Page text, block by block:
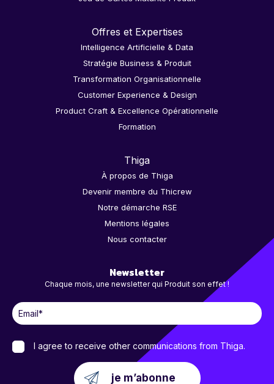
Offres et Expertises
Intelligence Artificielle & Data
Stratégie Business & Produit
Transformation Organisationnelle
Customer Experience & Design
Product Craft & Excellence Opérationnelle
Formation
Thiga
À propos de Thiga
Devenir membre du Thicrew
Notre démarche RSE
Mentions légales
Nous contacter
Newsletter
Chaque mois, une newsletter qui Produit son effet !
I agree to receive other communications from Thiga.